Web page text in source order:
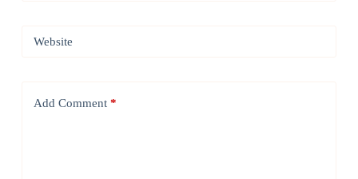
Website
Add Comment*